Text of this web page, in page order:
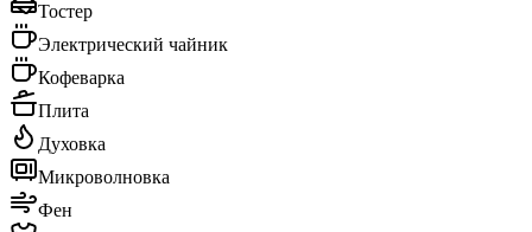
Тостер
Электрический чайник
Кофеварка
Плита
Духовка
Микроволновка
Фен